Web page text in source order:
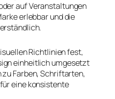
auf Veranstaltungen
erlebbar und die
Richtlinien fest,
einheitlich umgesetzt
zu Farben, Schriftarten,
eine konsistente